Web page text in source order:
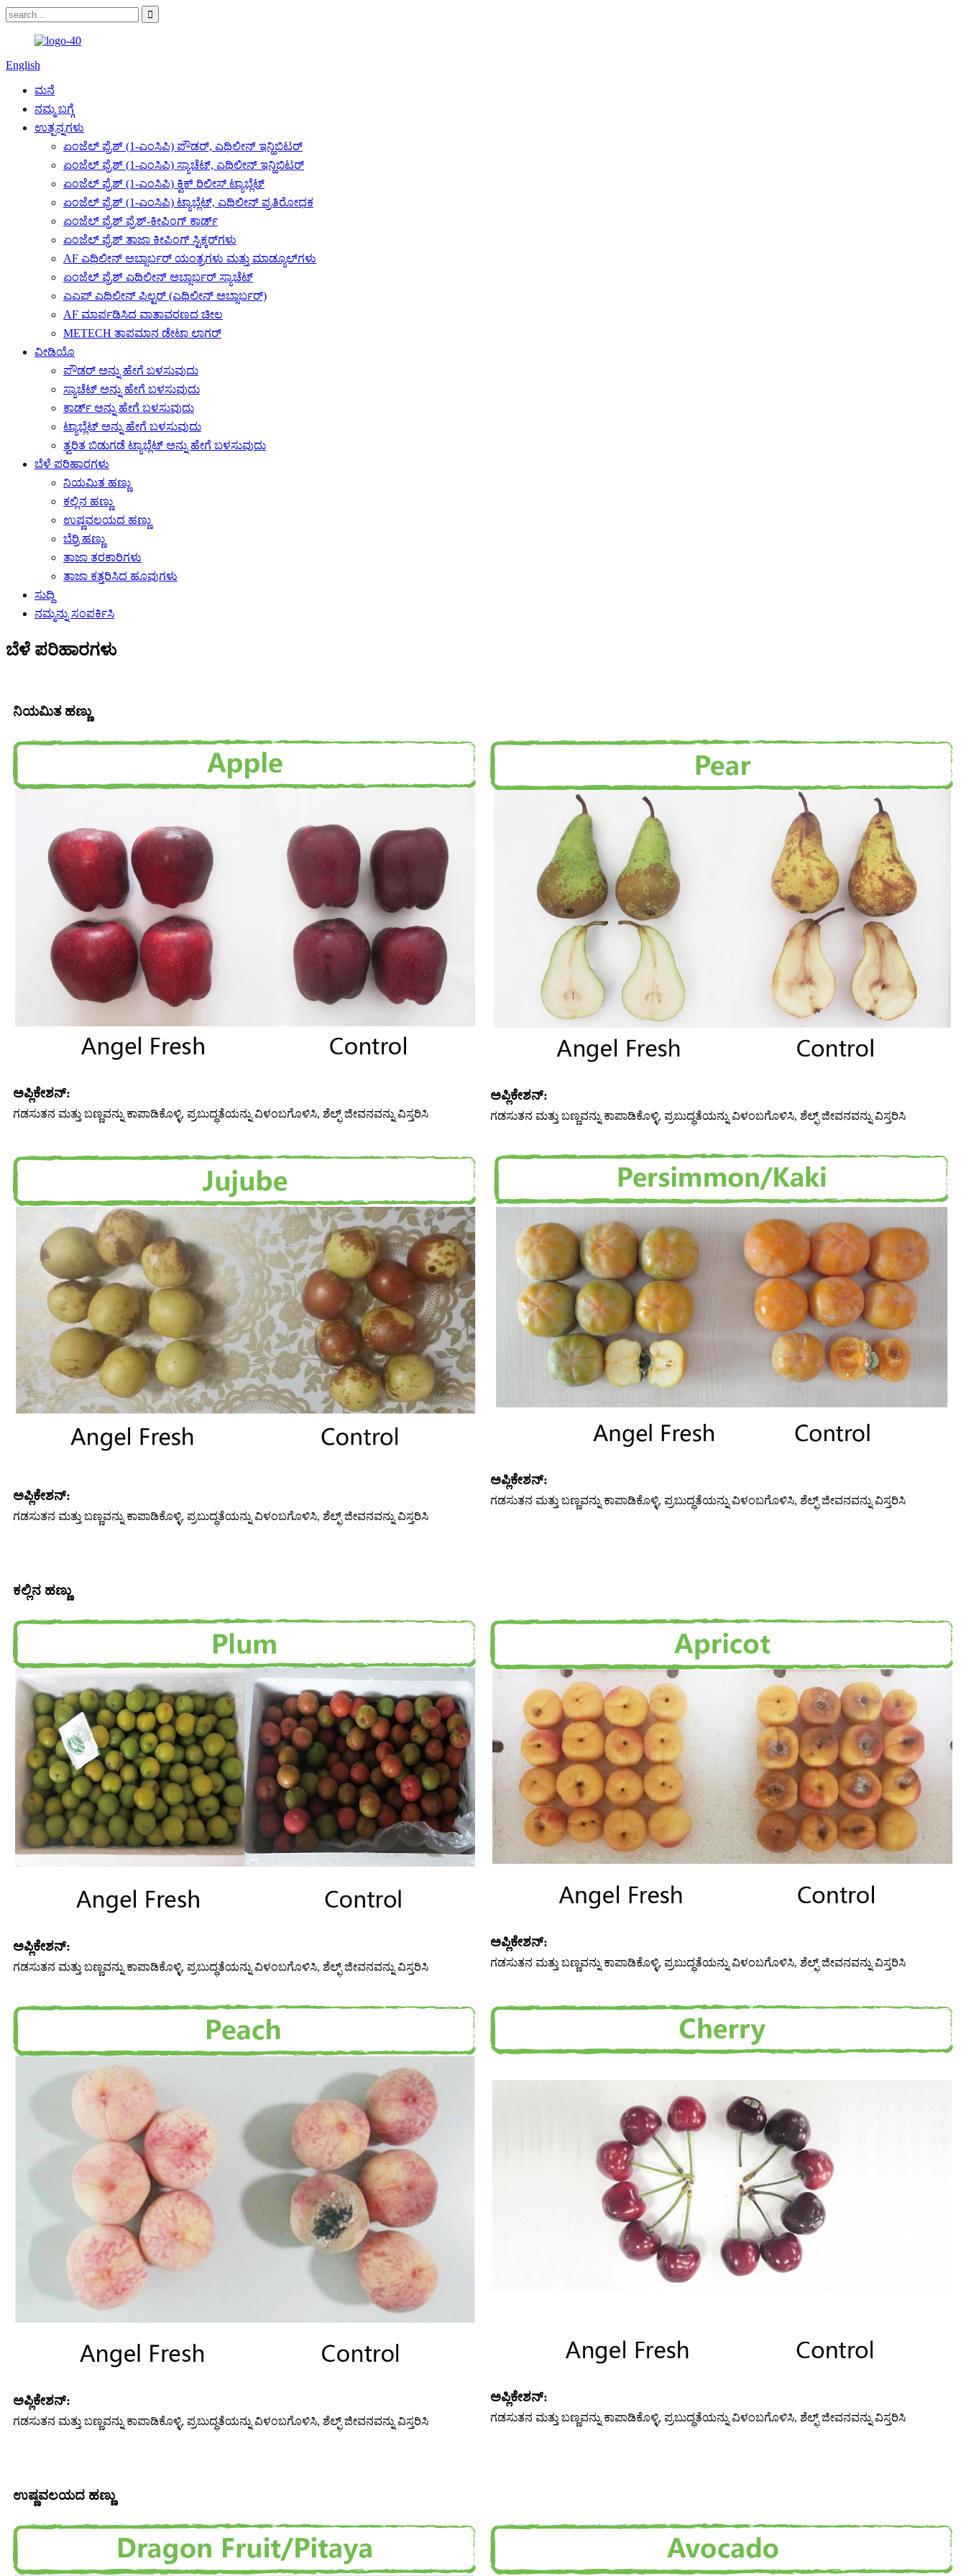
English
ಮನೆ
ನಮ್ಮ ಬಗ್ಗೆ
ಉತ್ಪನ್ನಗಳು
ಏಂಜೆಲ್ ಫ್ರೆಶ್ (1-ಎಂಸಿಪಿ) ಪೌಡರ್, ಎಥಿಲೀನ್ ಇನ್ಹಿಬಿಟರ್
ಏಂಜೆಲ್ ಫ್ರೆಶ್ (1-ಎಂಸಿಪಿ) ಸ್ಯಾಚೆಟ್, ಎಥಿಲೀನ್ ಇನ್ಹಿಬಿಟರ್
ಏಂಜೆಲ್ ಫ್ರೆಶ್ (1-ಎಂಸಿಪಿ) ಕ್ವಿಕ್ ರಿಲೀಸ್ ಟ್ಯಾಬ್ಲೆಟ್
ಏಂಜೆಲ್ ಫ್ರೆಶ್ (1-ಎಂಸಿಪಿ) ಟ್ಯಾಬ್ಲೆಟ್, ಎಥಿಲೀನ್ ಪ್ರತಿರೋಧಕ
ಏಂಜೆಲ್ ಫ್ರೆಶ್ ಫ್ರೆಶ್-ಕೀಪಿಂಗ್ ಕಾರ್ಡ್
ಏಂಜೆಲ್ ಫ್ರೆಶ್ ತಾಜಾ ಕೀಪಿಂಗ್ ಸ್ಟಿಕ್ಕರ್‌ಗಳು
AF ಎಥಿಲೀನ್ ಅಬ್ಸಾರ್ಬರ್ ಯಂತ್ರಗಳು ಮತ್ತು ಮಾಡ್ಯೂಲ್‌ಗಳು
ಏಂಜೆಲ್ ಫ್ರೆಶ್ ಎಥಿಲೀನ್ ಅಬ್ಸಾರ್ಬರ್ ಸ್ಯಾಚೆಟ್
ಎಎಫ್ ಎಥಿಲೀನ್ ಫಿಲ್ಟರ್ (ಎಥಿಲೀನ್ ಅಬ್ಸಾರ್ಬರ್)
AF ಮಾರ್ಪಡಿಸಿದ ವಾತಾವರಣದ ಚೀಲ
METECH ತಾಪಮಾನ ಡೇಟಾ ಲಾಗರ್
ವೀಡಿಯೊ
ಪೌಡರ್ ಅನ್ನು ಹೇಗೆ ಬಳಸುವುದು
ಸ್ಯಾಚೆಟ್ ಅನ್ನು ಹೇಗೆ ಬಳಸುವುದು
ಕಾರ್ಡ್ ಅನ್ನು ಹೇಗೆ ಬಳಸುವುದು
ಟ್ಯಾಬ್ಲೆಟ್ ಅನ್ನು ಹೇಗೆ ಬಳಸುವುದು
ತ್ವರಿತ ಬಿಡುಗಡೆ ಟ್ಯಾಬ್ಲೆಟ್ ಅನ್ನು ಹೇಗೆ ಬಳಸುವುದು
ಬೆಳೆ ಪರಿಹಾರಗಳು
ನಿಯಮಿತ ಹಣ್ಣು
ಕಲ್ಲಿನ ಹಣ್ಣು
ಉಷ್ಣವಲಯದ ಹಣ್ಣು
ಬೆರ್ರಿ ಹಣ್ಣು
ತಾಜಾ ತರಕಾರಿಗಳು
ತಾಜಾ ಕತ್ತರಿಸಿದ ಹೂವುಗಳು
ಸುದ್ದಿ
ನಮ್ಮನ್ನು ಸಂಪರ್ಕಿಸಿ
ಬೆಳೆ ಪರಿಹಾರಗಳು
ನಿಯಮಿತ ಹಣ್ಣು
ಅಪ್ಲಿಕೇಶನ್:
ಗಡಸುತನ ಮತ್ತು ಬಣ್ಣವನ್ನು ಕಾಪಾಡಿಕೊಳ್ಳಿ, ಪ್ರಬುದ್ಧತೆಯನ್ನು ವಿಳಂಬಗೊಳಿಸಿ, ಶೆಲ್ಫ್ ಜೀವನವನ್ನು ವಿಸ್ತರಿಸಿ
ಅಪ್ಲಿಕೇಶನ್:
ಗಡಸುತನ ಮತ್ತು ಬಣ್ಣವನ್ನು ಕಾಪಾಡಿಕೊಳ್ಳಿ, ಪ್ರಬುದ್ಧತೆಯನ್ನು ವಿಳಂಬಗೊಳಿಸಿ, ಶೆಲ್ಫ್ ಜೀವನವನ್ನು ವಿಸ್ತರಿಸಿ
ಅಪ್ಲಿಕೇಶನ್:
ಗಡಸುತನ ಮತ್ತು ಬಣ್ಣವನ್ನು ಕಾಪಾಡಿಕೊಳ್ಳಿ, ಪ್ರಬುದ್ಧತೆಯನ್ನು ವಿಳಂಬಗೊಳಿಸಿ, ಶೆಲ್ಫ್ ಜೀವನವನ್ನು ವಿಸ್ತರಿಸಿ
ಅಪ್ಲಿಕೇಶನ್:
ಗಡಸುತನ ಮತ್ತು ಬಣ್ಣವನ್ನು ಕಾಪಾಡಿಕೊಳ್ಳಿ, ಪ್ರಬುದ್ಧತೆಯನ್ನು ವಿಳಂಬಗೊಳಿಸಿ, ಶೆಲ್ಫ್ ಜೀವನವನ್ನು ವಿಸ್ತರಿಸಿ
ಕಲ್ಲಿನ ಹಣ್ಣು
ಅಪ್ಲಿಕೇಶನ್:
ಗಡಸುತನ ಮತ್ತು ಬಣ್ಣವನ್ನು ಕಾಪಾಡಿಕೊಳ್ಳಿ, ಪ್ರಬುದ್ಧತೆಯನ್ನು ವಿಳಂಬಗೊಳಿಸಿ, ಶೆಲ್ಫ್ ಜೀವನವನ್ನು ವಿಸ್ತರಿಸಿ
ಅಪ್ಲಿಕೇಶನ್:
ಗಡಸುತನ ಮತ್ತು ಬಣ್ಣವನ್ನು ಕಾಪಾಡಿಕೊಳ್ಳಿ, ಪ್ರಬುದ್ಧತೆಯನ್ನು ವಿಳಂಬಗೊಳಿಸಿ, ಶೆಲ್ಫ್ ಜೀವನವನ್ನು ವಿಸ್ತರಿಸಿ
ಅಪ್ಲಿಕೇಶನ್:
ಗಡಸುತನ ಮತ್ತು ಬಣ್ಣವನ್ನು ಕಾಪಾಡಿಕೊಳ್ಳಿ, ಪ್ರಬುದ್ಧತೆಯನ್ನು ವಿಳಂಬಗೊಳಿಸಿ, ಶೆಲ್ಫ್ ಜೀವನವನ್ನು ವಿಸ್ತರಿಸಿ
ಅಪ್ಲಿಕೇಶನ್:
ಗಡಸುತನ ಮತ್ತು ಬಣ್ಣವನ್ನು ಕಾಪಾಡಿಕೊಳ್ಳಿ, ಪ್ರಬುದ್ಧತೆಯನ್ನು ವಿಳಂಬಗೊಳಿಸಿ, ಶೆಲ್ಫ್ ಜೀವನವನ್ನು ವಿಸ್ತರಿಸಿ
ಉಷ್ಣವಲಯದ ಹಣ್ಣು